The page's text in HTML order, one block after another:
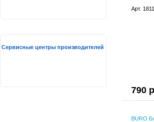
Арт.
790
BURO
Сервисные центры производителей